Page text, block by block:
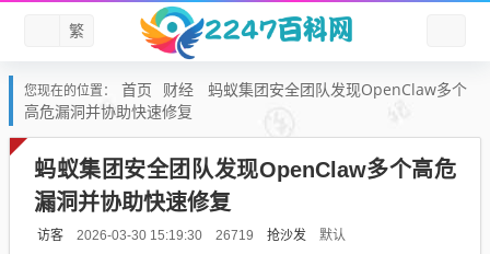
繁
您现在的位置： 首页 财经
蚂蚁集团安全团队发现OpenClaw多个
高危漏洞并协助快速修复
蚂蚁集团安全团队发现OpenClaw多个高危
漏洞并协助快速修复
访客 2026-03-30 15:19:30 26719 抢沙发 默认